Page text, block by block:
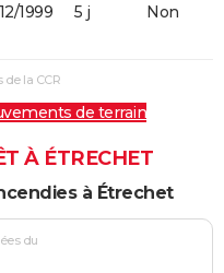
1999 5 j Non
la CCR
de terrain
À ÉTRECHET
à Étrechet
du